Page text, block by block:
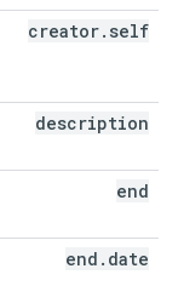
creator. self
description
end
end . date